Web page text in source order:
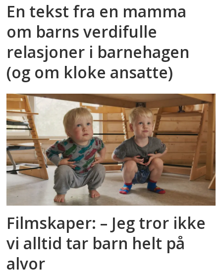
En tekst fra en mamma
om barns verdifulle
relasjoner i barnehagen
(og om kloke ansatte)
Filmskaper: – Jeg tror ikke
vi alltid tar barn helt på
alvor